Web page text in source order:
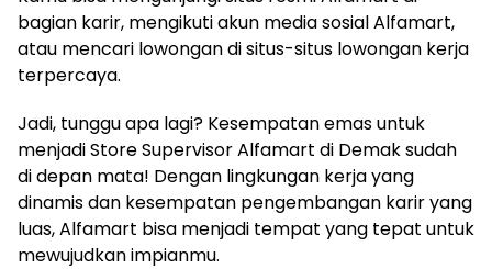
bagian karir, mengikuti akun media sosial Alfamart,
atau mencari lowongan di situs-situs lowongan kerja
terpercaya.
Jadi, tunggu apa lagi? Kesempatan emas untuk
menjadi Store Supervisor Alfamart di Demak sudah
di depan mata! Dengan lingkungan kerja yang
dinamis dan kesempatan pengembangan karir yang
luas, Alfamart bisa menjadi tempat yang tepat untuk
mewujudkan impianmu.